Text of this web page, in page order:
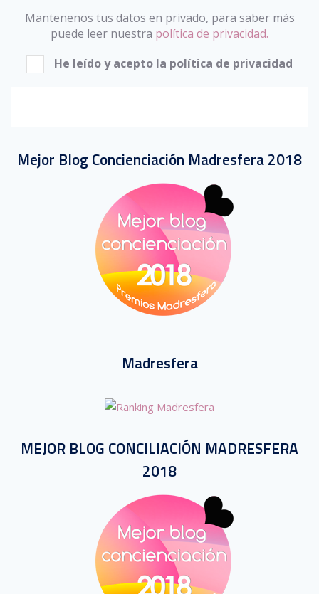
Mantenenos tus datos en privado, para saber más
puede leer nuestra política de privacidad.
He leído y acepto la política de privacidad
Mejor Blog Concienciación Madresfera 2018
Madresfera
MEJOR BLOG CONCILIACIÓN MADRESFERA
2018